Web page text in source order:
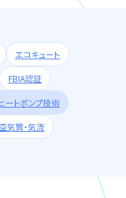
エコキュート
FBIA認証
ートポンプ技術
空気質・気流